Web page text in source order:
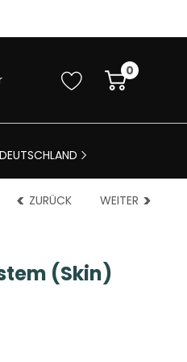
0
DEUTSCHLAND
ZURÜCK WEITER
(Skin)